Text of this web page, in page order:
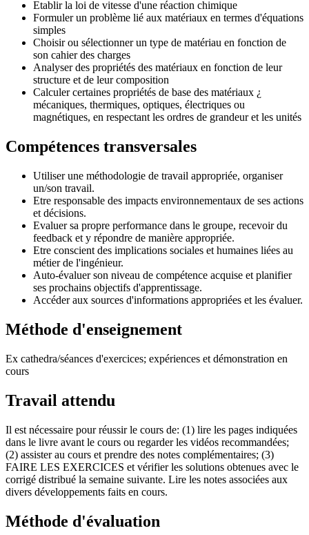
Etablir la loi de vitesse d'une réaction chimique
Formuler un problème lié aux matériaux en termes d'équations
simples
Choisir ou sélectionner un type de matériau en fonction de
son cahier des charges
Analyser des propriétés des matériaux en fonction de leur
structure et de leur composition
Calculer certaines propriétés de base des matériaux ¿
mécaniques, thermiques, optiques, électriques ou
magnétiques, en respectant les ordres de grandeur et les unités
Compétences transversales
Utiliser une méthodologie de travail appropriée, organiser
un/son travail.
Etre responsable des impacts environnementaux de ses actions
et décisions.
Evaluer sa propre performance dans le groupe, recevoir du
feedback et y répondre de manière appropriée.
Etre conscient des implications sociales et humaines liées au
métier de l'ingénieur.
Auto-évaluer son niveau de compétence acquise et planifier
ses prochains objectifs d'apprentissage.
Accéder aux sources d'informations appropriées et les évaluer.
Méthode d'enseignement
Ex cathedra/séances d'exercices; expériences et démonstration en
cours
Travail attendu
Il est nécessaire pour réussir le cours de: (1) lire les pages indiquées
dans le livre avant le cours ou regarder les vidéos recommandées;
(2) assister au cours et prendre des notes complémentaires; (3)
FAIRE LES EXERCICES et vérifier les solutions obtenues avec le
corrigé distribué la semaine suivante. Lire les notes associées aux
divers développements faits en cours.
Méthode d'évaluation